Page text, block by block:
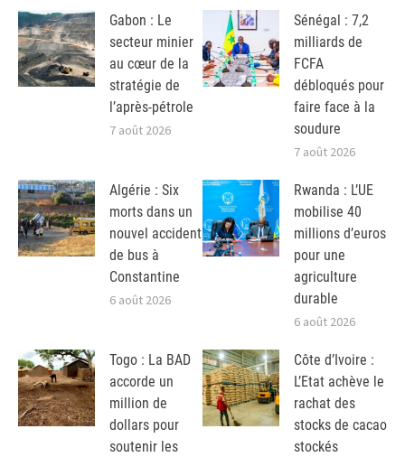
Gabon : Le
secteur minier
au cœur de la
stratégie de
l’après-pétrole
7 août 2026
Sénégal : 7,2
milliards de
FCFA
débloqués pour
faire face à la
soudure
7 août 2026
Algérie : Six
morts dans un
nouvel accident
de bus à
Constantine
6 août 2026
Rwanda : L’UE
mobilise 40
millions d’euros
pour une
agriculture
durable
6 août 2026
Togo : La BAD
accorde un
million de
dollars pour
soutenir les
Côte d’Ivoire :
L’Etat achève le
rachat des
stocks de cacao
stockés